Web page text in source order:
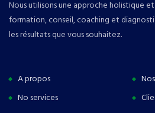
Nous utilisons une approche holistique
formation, conseil, coaching et
les résultats que vous souhaitez.
A propos
No services